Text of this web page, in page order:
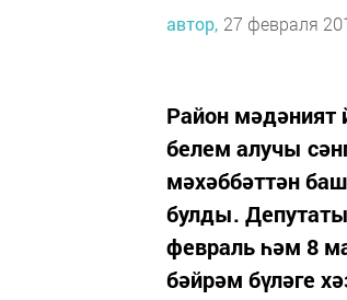
автор, 27 февраля
Район мәдәният
белем алучы
мәхәббәттән
булды.
февраль һәм 8
бәйрәм бүләге